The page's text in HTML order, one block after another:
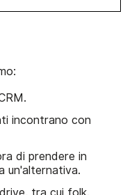
incontrano con
di prendere in
un'alternativa.